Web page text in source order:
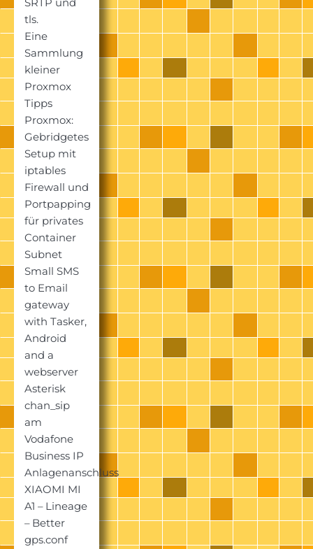
SRTP und
tls.
Eine
Sammlung
kleiner
Proxmox
Tipps
Proxmox:
Gebridgetes
Setup mit
iptables
Firewall und
Portpapping
für privates
Container
Subnet
Small SMS
to Email
gateway
with Tasker,
Android
and a
webserver
Asterisk
chan_sip
am
Vodafone
Business IP
Anlagenanschluss
XIAOMI MI
A1 – Lineage
– Better
gps.conf